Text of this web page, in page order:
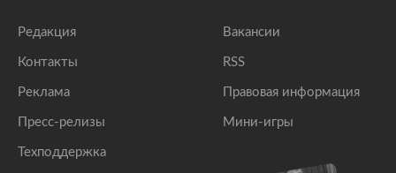
Редакция
Контакты
Реклама
Пресс-релизы
Техподдержка
Вакансии
RSS
Правовая информация
Мини-игры